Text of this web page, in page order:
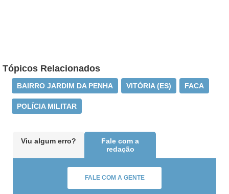
Tópicos Relacionados
BAIRRO JARDIM DA PENHA VITÓRIA (ES) FACA
POLÍCIA MILITAR
Viu algum erro?
Fale com a
redação
FALE COM A GENTE